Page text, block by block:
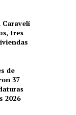
Caravelí
tres
de
37
2026